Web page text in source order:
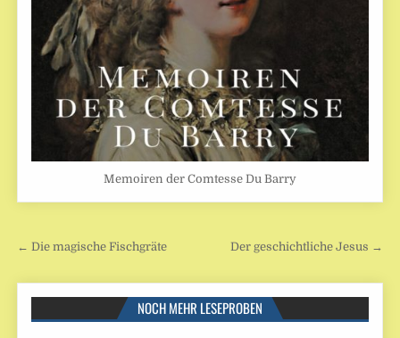
Memoiren der Comtesse Du Barry
Beitragsnavigation
← Die magische Fischgräte Der geschichtliche Jesus →
NOCH MEHR LESEPROBEN